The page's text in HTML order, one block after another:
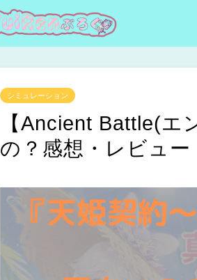
シミュレーション
【Ancient Battle(エ
の？感想・レビュー